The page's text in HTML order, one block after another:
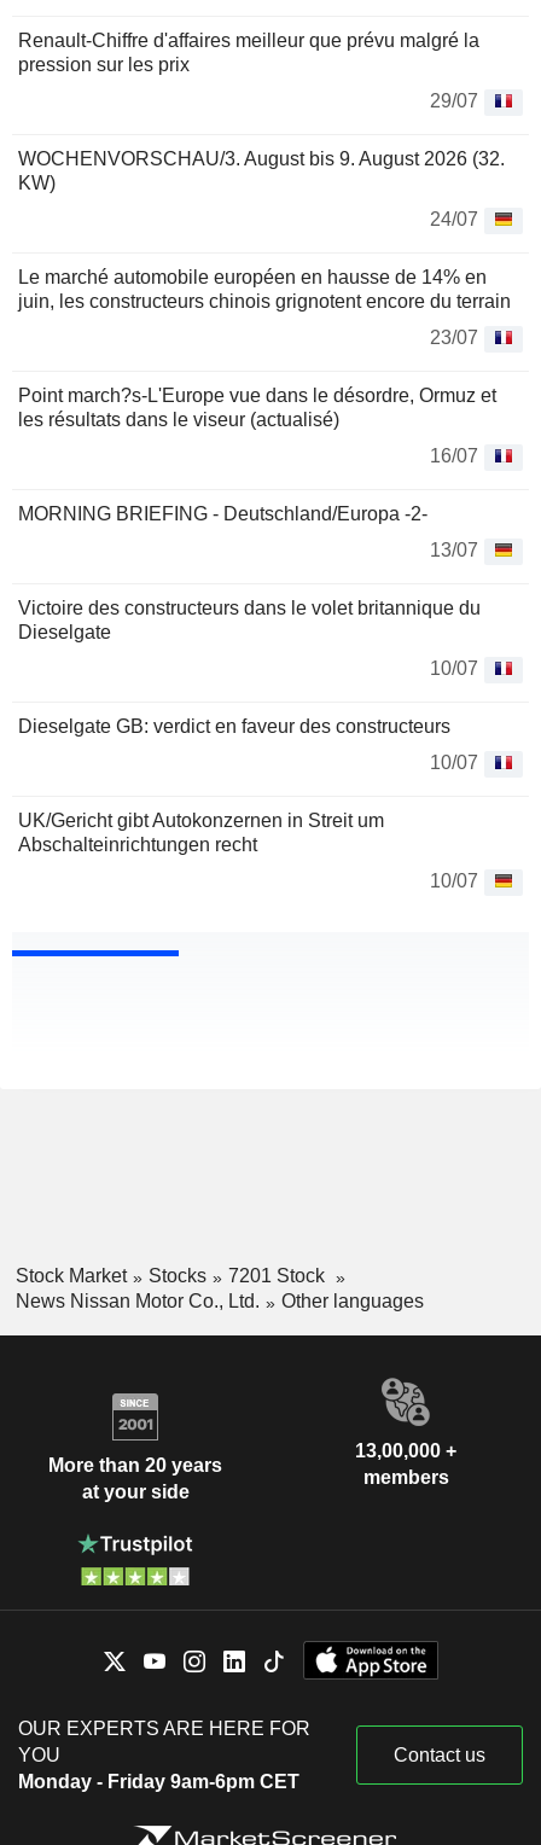
Renault-Chiffre d'affaires meilleur que prévu malgré la
pression sur les prix
29/07
WOCHENVORSCHAU/3. August bis 9. August 2026 (32.
KW)
24/07
Le marché automobile européen en hausse de 14% en
juin, les constructeurs chinois grignotent encore du terrain
23/07
Point march?s-L'Europe vue dans le désordre, Ormuz et
les résultats dans le viseur (actualisé)
16/07
MORNING BRIEFING - Deutschland/Europa -2-
13/07
Victoire des constructeurs dans le volet britannique du
Dieselgate
10/07
Dieselgate GB: verdict en faveur des constructeurs
10/07
UK/Gericht gibt Autokonzernen in Streit um
Abschalteinrichtungen recht
10/07
Stock Market Stocks
7201 Stock
News Nissan Motor Co., Ltd.
Other languages
More than 20 years
at your side
13,00,000 +
members
OUR EXPERTS ARE HERE FOR
YOU
Monday - Friday 9am-6pm CET
Contact us